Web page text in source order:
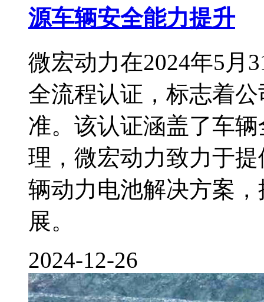
源车辆安全能力提升
微宏动力在2024年5月
全流程认证，标志着
准。该认证涵盖了车
理，微宏动力致力于
辆动力电池解决方案
展。
2024-12-26